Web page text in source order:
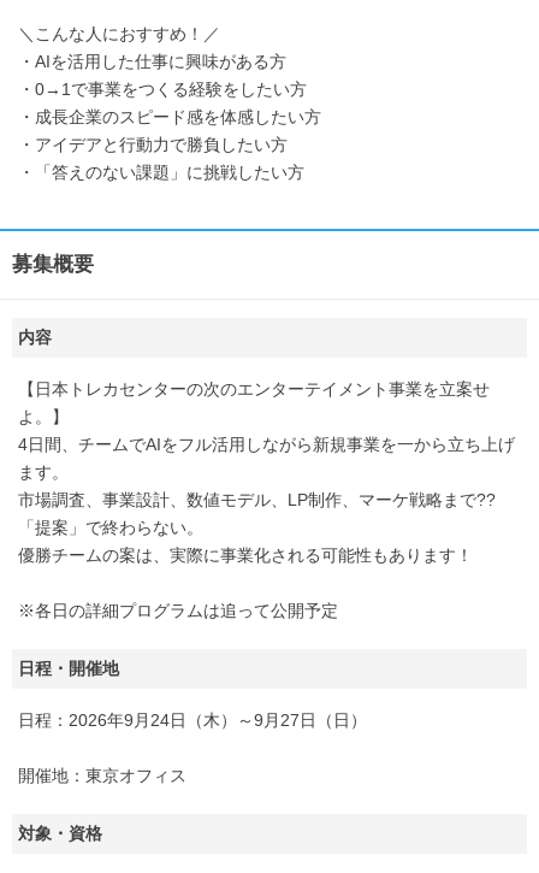
＼こんな人におすすめ！／
・AIを活用した仕事に興味がある方
・0→1で事業をつくる経験をしたい方
・成長企業のスピード感を体感したい方
・アイデアと行動力で勝負したい方
・「答えのない課題」に挑戦したい方
募集概要
内容
【日本トレカセンターの次のエンターテイメント事業を立案せ
よ。】
4日間、チームでAIをフル活用しながら新規事業を一から立ち上げ
ます。
市場調査、事業設計、数値モデル、LP制作、マーケ戦略まで??
「提案」で終わらない。
優勝チームの案は、実際に事業化される可能性もあります！
※各日の詳細プログラムは追って公開予定
日程・開催地
日程：2026年9月24日（木）～9月27日（日）
開催地：東京オフィス
対象・資格